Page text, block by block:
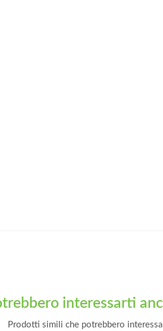
interessarti
Prodotti simili che potrebbero